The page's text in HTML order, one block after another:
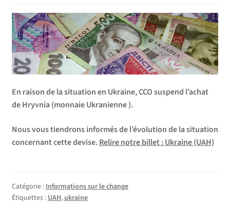
En raison de la situation en Ukraine, CCO suspend l’achat
de Hryvnia (monnaie Ukranienne ).
Nous vous tiendrons informés de l’évolution de la situation
concernant cette devise.Relire notre billet : Ukraine (UAH)
Catégorie :Informations sur le change
Étiquettes :UAH,ukraine